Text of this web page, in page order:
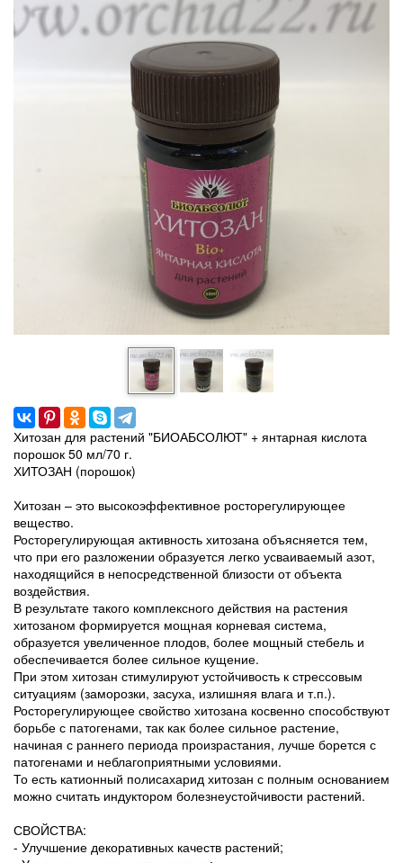
Хитозан для растений "БИОАБСОЛЮТ" + янтарная кислота
порошок 50 мл/70 г.
ХИТОЗАН (порошок)
Хитозан – это высокоэффективное росторегулирующее
вещество.
Росторегулирующая активность хитозана объясняется тем,
что при его разложении образуется легко усваиваемый азот,
находящийся в непосредственной близости от объекта
воздействия.
В результате такого комплексного действия на растения
хитозаном формируется мощная корневая система,
образуется увеличенное плодов, более мощный стебель и
обеспечивается более сильное кущение.
При этом хитозан стимулируют устойчивость к стрессовым
ситуациям (заморозки, засуха, излишняя влага и т.п.).
Росторегулирующее свойство хитозана косвенно способствуют
борьбе с патогенами, так как более сильное растение,
начиная с раннего периода произрастания, лучше борется с
патогенами и неблагоприятными условиями.
То есть катионный полисахарид хитозан с полным основанием
можно считать индуктором болезнеустойчивости растений.
СВОЙСТВА:
- Улучшение декоративных качеств растений;